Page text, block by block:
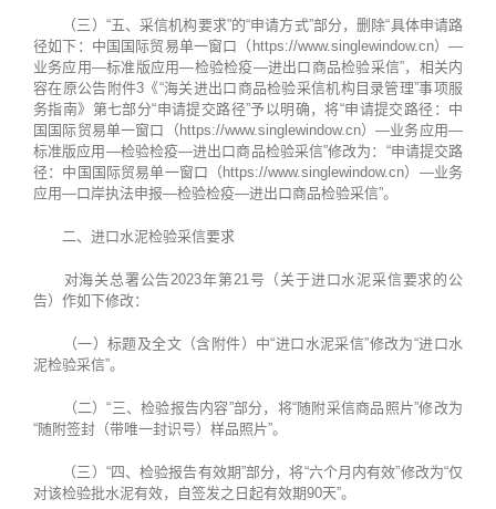
（三）“五、采信机构要求”的“申请方式”部分，删除“具体申请路
径如下：中国国际贸易单一窗口（https://www.singlewindow.cn）—
业务应用—标准版应用—检验检疫—进出口商品检验采信”，相关内
容在原公告附件3《“海关进出口商品检验采信机构目录管理”事项服
务指南》第七部分“申请提交路径”予以明确，将“申请提交路径：中
国国际贸易单一窗口（https://www.singlewindow.cn）—业务应用—
标准版应用—检验检疫—进出口商品检验采信”修改为：“申请提交路
径：中国国际贸易单一窗口（https://www.singlewindow.cn）—业务
应用—口岸执法申报—检验检疫—进出口商品检验采信”。
二、进口水泥检验采信要求
对海关总署公告2023年第21号（关于进口水泥采信要求的公
告）作如下修改：
（一）标题及全文（含附件）中“进口水泥采信”修改为“进口水
泥检验采信”。
（二）“三、检验报告内容”部分，将“随附采信商品照片”修改为
“随附签封（带唯一封识号）样品照片”。
（三）“四、检验报告有效期”部分，将“六个月内有效”修改为“仅
对该检验批水泥有效，自签发之日起有效期90天”。